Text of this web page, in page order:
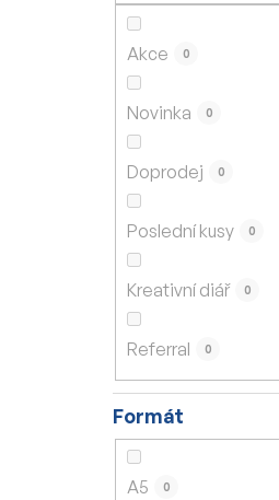
Akce 0
Novinka 0
Doprodej 0
Poslední kusy 0
Kreativní diář 0
Referral 0
Formát
A5 0